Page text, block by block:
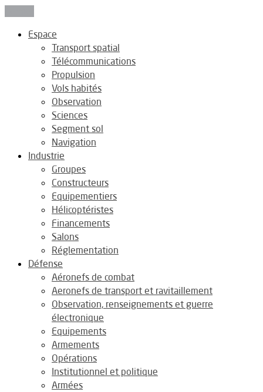
Espace
Transport spatial
Télécommunications
Propulsion
Vols habités
Observation
Sciences
Segment sol
Navigation
Industrie
Groupes
Constructeurs
Equipementiers
Hélicoptéristes
Financements
Salons
Réglementation
Défense
Aéronefs de combat
Aeronefs de transport et ravitaillement
Observation, renseignements et guerre
électronique
Equipements
Armements
Opérations
Institutionnel et politique
Armées